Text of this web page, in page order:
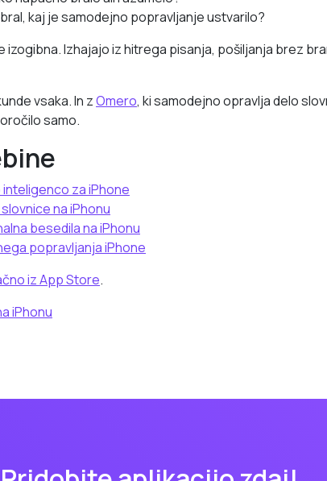
kaj je samodejno popravljanje ustvarilo?
izogibna. Izhajajo iz hitrega pisanja, pošiljanja brez
vsaka. In zOmero, ki samodejno opravlja delo
samo.
za iPhone
na iPhonu
besedila na iPhonu
popravljanja iPhone
iz App Store.
iPhonu